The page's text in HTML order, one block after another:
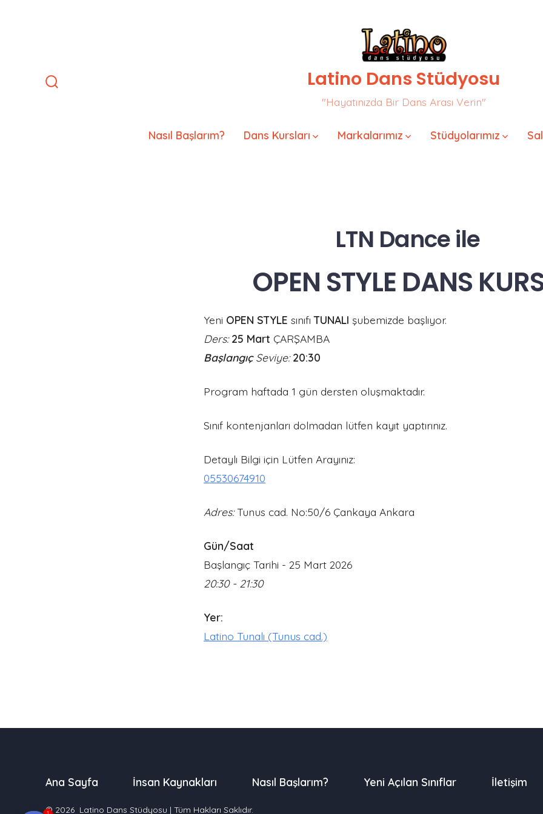
Latino Dans Stüdyosu
"Hayatınızda Bir Dans Arası Verin"
Nasıl Başlarım? Dans Kursları Markalarımız Stüdyolarımız
LTN Danceile
OPEN STYLE DANS
Yeni OPEN STYLE sınıfıTUNALI şubemizde başlıyor.
Ders:25 Mart ÇARŞAMBA
BaşlangıçSeviye: 20:30
Program haftada 1 gün dersten oluşmaktadır.
Sınıf kontenjanları dolmadan lütfen kayıt yaptırınız.
Detaylı Bilgi için Lütfen Arayınız:
05530674910
Adres:Tunus cad. No:50/6 Çankaya Ankara
Gün/Saat
Başlangıç Tarihi - 25 Mart 2026
20:30 - 21:30
Yer:
Latino Tunalı (Tunus cad.)
Ana Sayfa İnsan Kaynakları Nasıl Başlarım? Yeni Açılan Sınıflar İletişim
© 2026 Latino Dans Stüdyosu | Tüm Hakları Saklıdır.